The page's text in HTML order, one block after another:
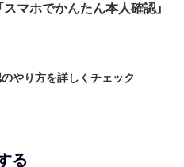
スマホでかんたん本人確認」
やり方を詳しくチェック
る